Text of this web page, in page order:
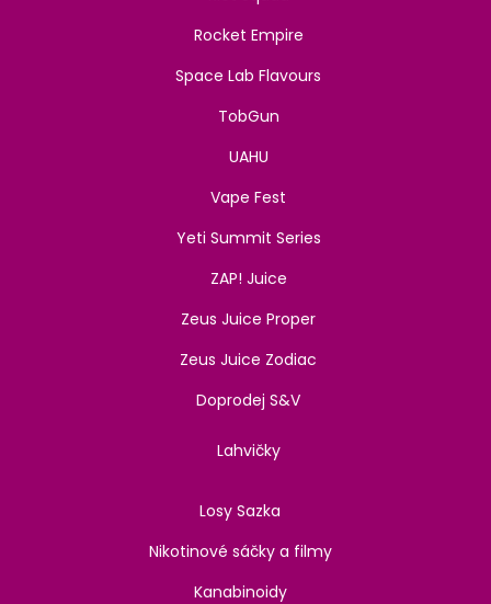
Rocket Empire
Space Lab Flavours
TobGun
UAHU
Vape Fest
Yeti Summit Series
ZAP! Juice
Zeus Juice Proper
Zeus Juice Zodiac
Doprodej S&V
Lahvičky
Losy Sazka
Nikotinové sáčky a filmy
Kanabinoidy